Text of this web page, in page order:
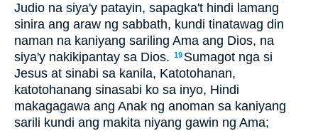
Judio na siya'y patayin, sapagka't hindi lamang
sinira ang araw ng sabbath, kundi tinatawag din
naman na kaniyang sariling Ama ang Dios, na
siya'y nakikipantay sa Dios. 19 Sumagot nga si
Jesus at sinabi sa kanila, Katotohanan,
katotohanang sinasabi ko sa inyo, Hindi
makagagawa ang Anak ng anoman sa kaniyang
sarili kundi ang makita niyang gawin ng Ama;